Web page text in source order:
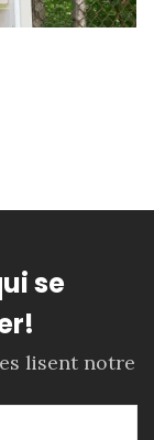
se
lisent notre